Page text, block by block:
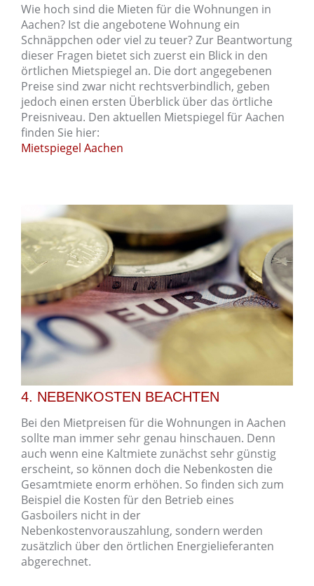
Wie hoch sind die Mieten für die Wohnungen in
Aachen? Ist die angebotene Wohnung ein
Schnäppchen oder viel zu teuer? Zur Beantwortung
dieser Fragen bietet sich zuerst ein Blick in den
örtlichen Mietspiegel an. Die dort angegebenen
Preise sind zwar nicht rechtsverbindlich, geben
jedoch einen ersten Überblick über das örtliche
Preisniveau. Den aktuellen Mietspiegel für Aachen
finden Sie hier:
Mietspiegel Aachen
4. NEBENKOSTEN BEACHTEN
Bei den Mietpreisen für die Wohnungen in Aachen
sollte man immer sehr genau hinschauen. Denn
auch wenn eine Kaltmiete zunächst sehr günstig
erscheint, so können doch die Nebenkosten die
Gesamtmiete enorm erhöhen. So finden sich zum
Beispiel die Kosten für den Betrieb eines
Gasboilers nicht in der
Nebenkostenvorauszahlung, sondern werden
zusätzlich über den örtlichen Energielieferanten
abgerechnet.